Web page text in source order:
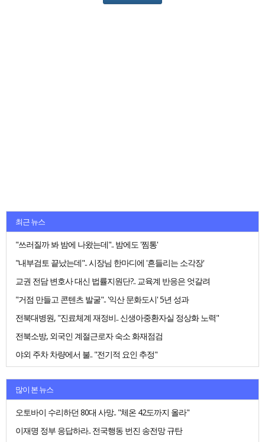
최근 뉴스
"쓰러질까 봐 밤에 나왔는데".. 밤에도 '찜통'
"내부검토 끝났는데".. 시장님 한마디에 '흔들리는 소각장'
교권 전담 변호사 대신 법률지원단?.. 교육계 반응은 엇갈려
"거점 만들고 콘텐츠 발굴".. '익산 문화도시' 5년 성과
전북대병원, "진료체계 재정비.. 신생아중환자실 정상화 노력"
전북소방, 외국인 계절근로자 숙소 화재점검
야외 주차 차량에서 불.. "전기적 요인 추정"
많이 본 뉴스
오토바이 수리하던 80대 사망.. "체온 42도까지 올라"
이재명 정부 응답하라.. 전국행동 번진 송전망 규탄